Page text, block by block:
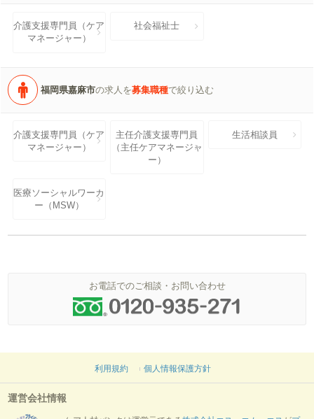
介護支援専門員（ケア
マネージャー）
社会福祉士
福岡県嘉麻市の求人を募集職種で絞り込む
介護支援専門員（ケア
マネージャー）
主任介護支援専門員
（主任ケアマネージャ
ー）
生活相談員
医療ソーシャルワーカ
ー（MSW）
お電話でのご相談・お問い合わせ
利用規約 個人情報保護方針
運営会社情報